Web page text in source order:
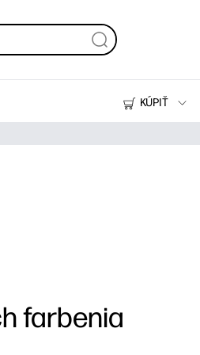
KÚPIŤ
Tlačiarne
farbenia